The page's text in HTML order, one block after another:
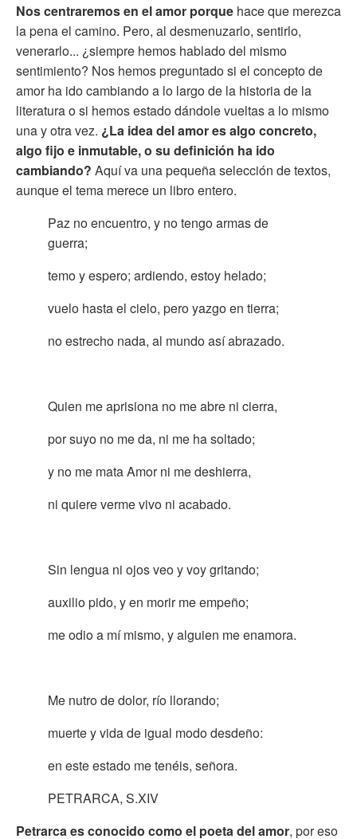
Nos centraremos en el amor porque hace que merezca
la pena el camino. Pero, al desmenuzarlo, sentirlo,
venerarlo... ¿siempre hemos hablado del mismo
sentimiento? Nos hemos preguntado si el concepto de
amor ha ido cambiando a lo largo de la historia de la
literatura o si hemos estado dándole vueltas a lo mismo
una y otra vez. ¿La idea del amor es algo concreto,
algo fijo e inmutable, o su definición ha ido
cambiando? Aquí va una pequeña selección de textos,
aunque el tema merece un libro entero.
Paz no encuentro, y no tengo armas de
guerra;
temo y espero; ardiendo, estoy helado;
vuelo hasta el cielo, pero yazgo en tierra;
no estrecho nada, al mundo así abrazado.
Quien me aprisiona no me abre ni cierra,
por suyo no me da, ni me ha soltado;
y no me mata Amor ni me deshierra,
ni quiere verme vivo ni acabado.
Sin lengua ni ojos veo y voy gritando;
auxilio pido, y en morir me empeño;
me odio a mí mismo, y alguien me enamora.
Me nutro de dolor, río llorando;
muerte y vida de igual modo desdeño:
en este estado me tenéis, señora.
PETRARCA, S.XIV
Petrarca es conocido como el poeta del amor, por eso